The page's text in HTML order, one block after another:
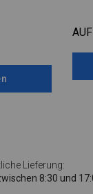
Lieferung:
8:30 und